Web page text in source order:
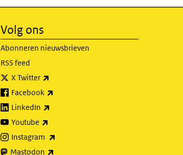
Volg ons
Abonneren nieuwsbrieven
RSS feed
X Twitter
Facebook
LinkedIn
Youtube
Instagram
Mastodon